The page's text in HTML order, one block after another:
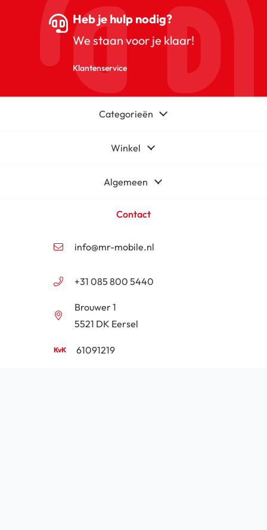
Heb je hulp nodig?
We staan voor je klaar!
Klantenservice
Categorieën
Winkel
Algemeen
Contact
info@mr-mobile.nl
+31 085 800 5440
Brouwer 1
5521 DK Eersel
61091219